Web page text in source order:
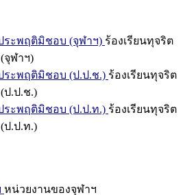
ระพฤติมิชอบ (จุฬาฯ) ร้องเรียนทุจริต
จุฬาฯ)
ระพฤติมิชอบ (ป.ป.ช.) ร้องเรียนทุจริต
ป.ป.ช.)
ระพฤติมิชอบ (ป.ป.ท.) ร้องเรียนทุจริต
ป.ป.ท.)
หน่วยงานของจุฬาฯ